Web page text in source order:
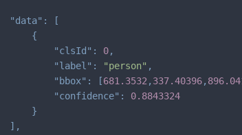
"data" :
[
{
"clsId" : 0,
"label" : "person" ,
"bbox" : [681.3532 , 337.40396,
"confidence" :
0.8843324
}
] ,